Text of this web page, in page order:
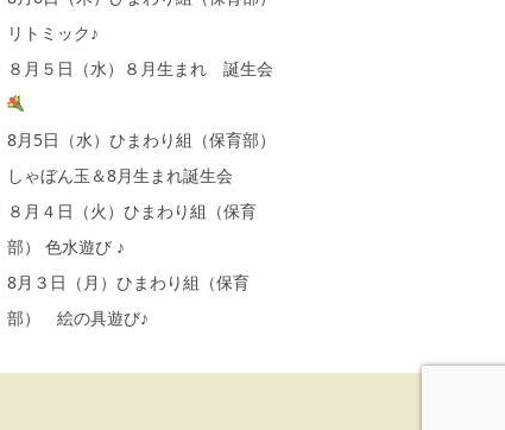
リトミック♪
８月５日（水）８月生まれ 誕生会
8月5日（水）ひまわり組（保育部）
しゃぼん玉＆8月生まれ誕生会
８月４日（火）ひまわり組（保育
部） 色水遊び ♪
8月３日（月）ひまわり組（保育
部） 絵の具遊び♪